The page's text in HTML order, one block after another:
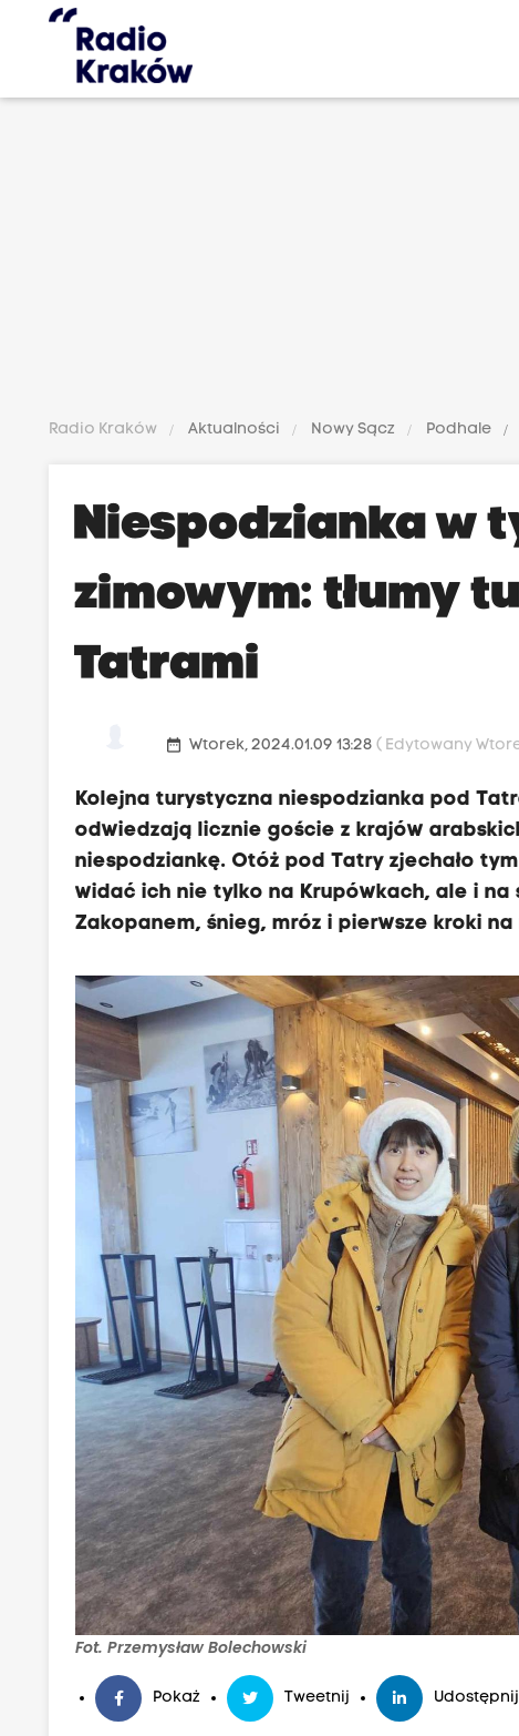
Radio Kraków Aktualności Nowy Sącz Podhale
Niespodzianka w
zimowym: tłumy
Tatrami
date_range Wtorek, 2024.01.09 13:28( Edytowany
Kolejna turystyczna niespodzianka pod
odwiedzają licznie goście z krajów
niespodziankę. Otóż pod Tatry zjechało
widać ich nie tylko na Krupówkach, ale i
Zakopanem, śnieg, mróz i pierwsze kroki
Fot. Przemysław Bolechowski
Pokaż Tweetnij Udostępnij